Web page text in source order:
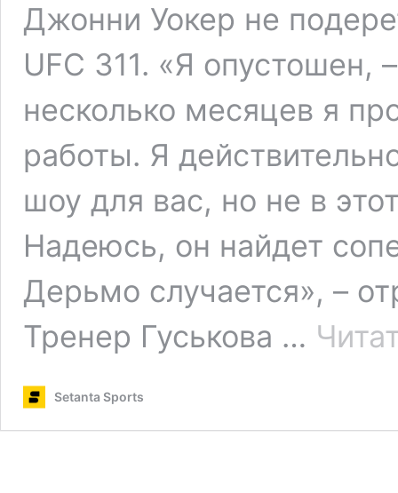
Джонни Уокер не
UFC 311. «Я опустошен,
несколько месяцев я
работы. Я
шоу для вас, но не в
Надеюсь, он найдет
Дерьмо случается», –
Тренер Гуськова …
Setanta Sports